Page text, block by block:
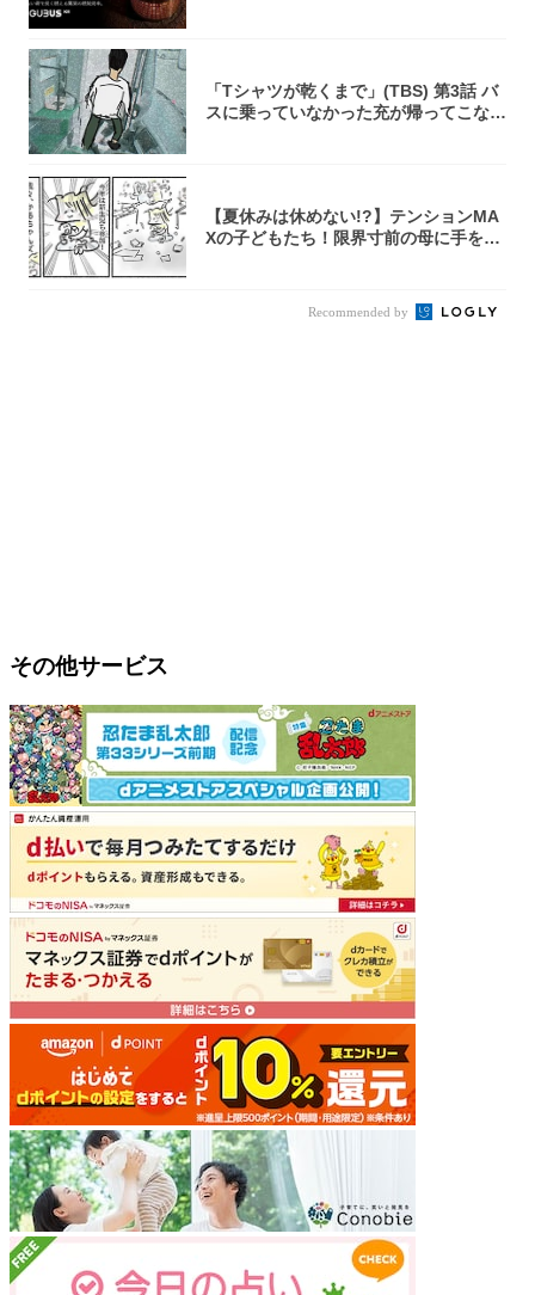
「Tシャツが乾くまで」(TBS) 第3話 バ
スに乗っていなかった充が帰ってこな
【夏休みは休めない!?】テンションMA
Xの子どもたち！限界寸前の母に手を差
Recommended by
その他サービス